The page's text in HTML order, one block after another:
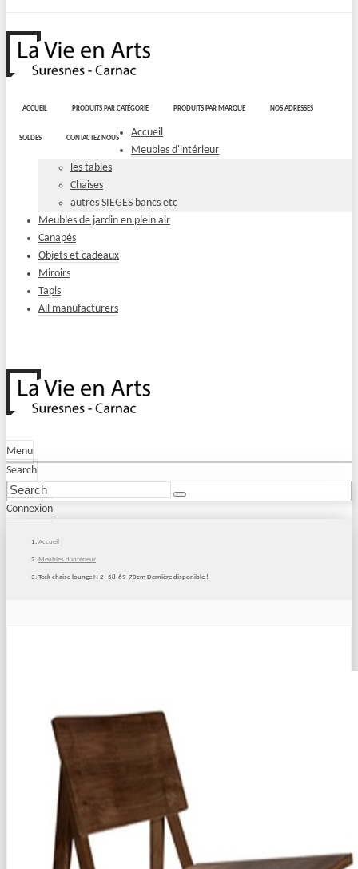
ACCUEIL PRODUITS PAR CATÉGORIE PRODUITS PAR MARQUE NOS ADRESSES
SOLDES CONTACTEZ NOUS
Accueil
Meubles d'intérieur
les tables
Chaises
autres SIEGES bancs etc
Meubles de jardin en plein air
Canapés
Objets et cadeaux
Miroirs
Tapis
All manufacturers
Menu
Search
Connexion
Accueil
Meubles d'intérieur
Teck chaise lounge N 2 -58-69-70cm Dernière disponible !